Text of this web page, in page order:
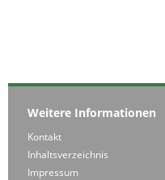
Weitere Informationen
Kontakt
Inhaltsverzeichnis
Impressum